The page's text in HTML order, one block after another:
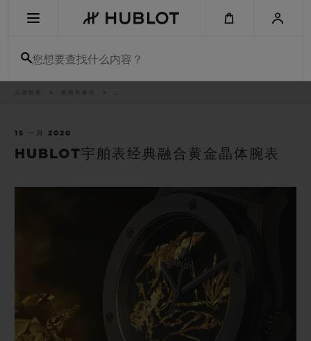
您想要查找什么内容？
新闻和事件 ..
15 一月 2020
HUBLOT宇舶表经典融合黄金晶体腕表
新品腕表
BIG BANG系列
夏日多彩陶瓷
BIG BANG系列
桃粉色陶瓷